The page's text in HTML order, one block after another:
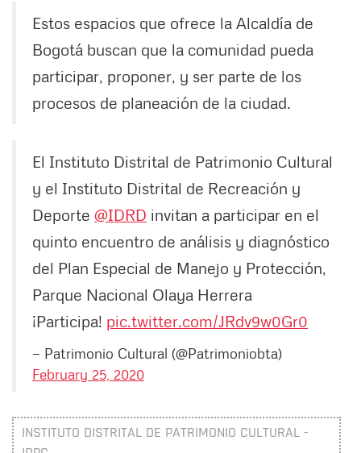
Estos espacios que ofrece la Alcaldía de
Bogotá buscan que la comunidad pueda
participar, proponer, y ser parte de los
procesos de planeación de la ciudad.
El Instituto Distrital de Patrimonio Cultural
y el Instituto Distrital de Recreación y
Deporte @IDRD invitan a participar en el
quinto encuentro de análisis y diagnóstico
del Plan Especial de Manejo y Protección,
Parque Nacional Olaya Herrera
¡Participa! pic.twitter.com/JRdv9w0Gr0
— Patrimonio Cultural (@Patrimoniobta)
February 25, 2020
INSTITUTO DISTRITAL DE PATRIMONIO CULTURAL -